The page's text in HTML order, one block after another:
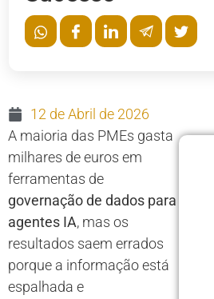
12 de Abril de 2026
A maioria das PMEs gasta
milhares de euros em
ferramentas de
governação de dados para
agentes IA, mas os
resultados saem errados
porque a informação está
espalhada e